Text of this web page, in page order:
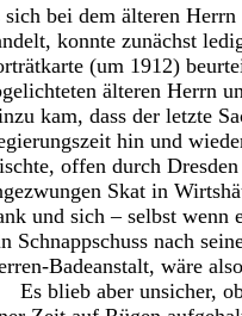
sich bei dem älteren
konnte zunächst
(um 1912)
älteren Herrn
kam, dass der letzte
hin und
offen durch
Skat in
und sich – selbst wenn
Schnappschuss nach
Badeanstalt, wäre
Es blieb aber unsicher,